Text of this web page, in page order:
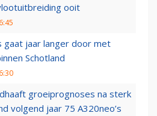
ooit
gaat jaar langer door met
Schotland
groeiprognoses na sterk
volgend jaar 75 A320neo’s